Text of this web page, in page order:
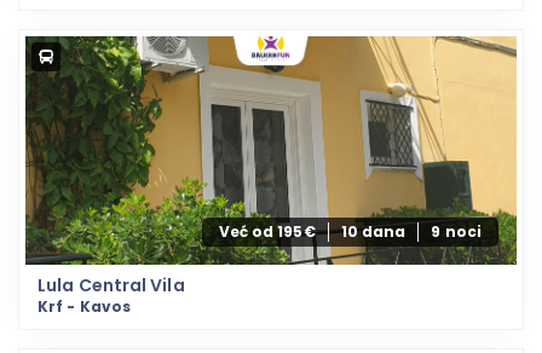
Već od 195€ 10 dana 9 noci
Lula Central Vila
Krf - Kavos